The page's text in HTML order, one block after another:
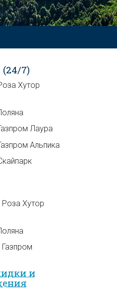
7)
Хутор
Лаура
Альпика
Роза Хутор
Газпром
и